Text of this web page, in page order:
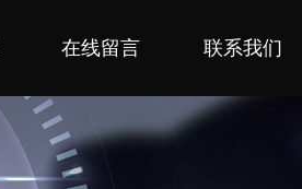
在线留言 联系我们